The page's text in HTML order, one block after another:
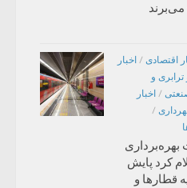
اقتصادی / اخبار
ترابری و
/ اخبار
/
کرد پایش
قطارها و